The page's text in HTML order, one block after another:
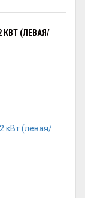
КВТ (ЛЕВАЯ/